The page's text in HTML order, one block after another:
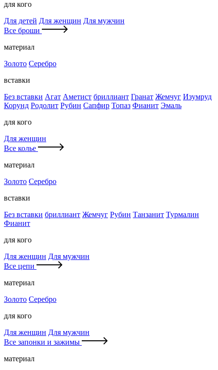
для кого
Для детей Для женщин Для мужчин
Все броши
материал
Золото Серебро
вставки
Без вставки Агат Аметист бриллиант Гранат Жемчуг Изумруд
Корунд Родолит Рубин Сапфир Топаз Фианит Эмаль
для кого
Для женщин
Все колье
материал
Золото Серебро
вставки
Без вставки бриллиант Жемчуг Рубин Танзанит Турмалин
Фианит
для кого
Для женщин Для мужчин
Все цепи
материал
Золото Серебро
для кого
Для женщин Для мужчин
Все запонки и зажимы
материал